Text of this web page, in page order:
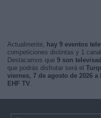
Actualmente, hay 9 eventos
competiciones distintas y 1
Destacamos que 9 son
que podrás disfrutar será el
viernes, 7 de agosto de 2026 a
EHF TV.